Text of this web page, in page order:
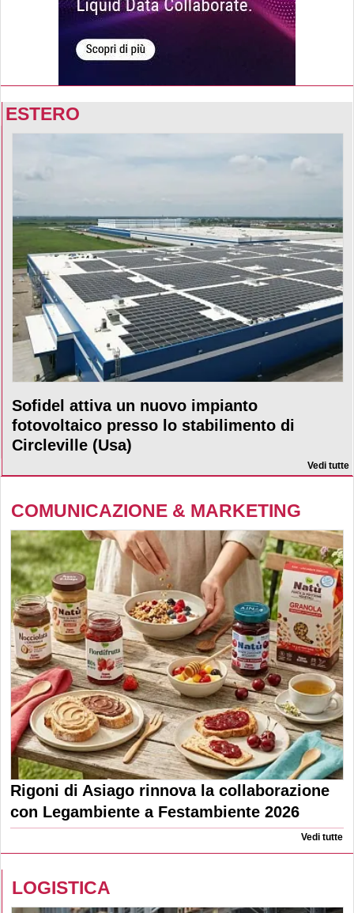
ESTERO
Sofidel attiva un nuovo impianto
fotovoltaico presso lo stabilimento di
Circleville (Usa)
Vedi tutte
COMUNICAZIONE & MARKETING
Rigoni di Asiago rinnova la collaborazione
con Legambiente a Festambiente 2026
Vedi tutte
LOGISTICA